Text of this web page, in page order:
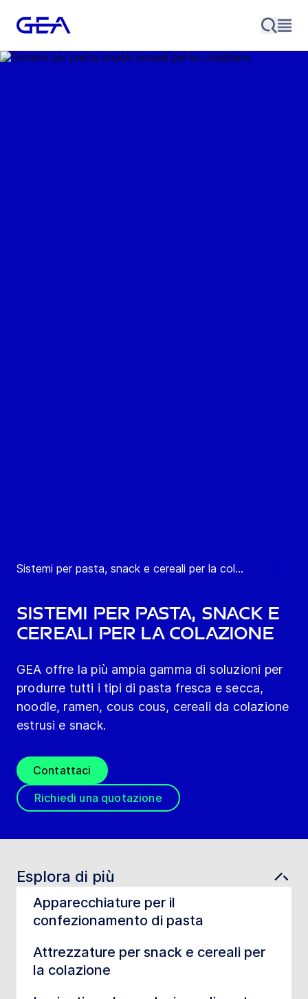
Sistemi per pasta, snack e cereali per la col...
Sistemi per pasta, snack e
cereali per la colazione
GEA offre la più ampia gamma di soluzioni per
produrre tutti i tipi di pasta fresca e secca,
noodle, ramen, cous cous, cereali da colazione
estrusi e snack.
Contattaci
Richiedi una quotazione
Esplora di più
Apparecchiature per il
confezionamento di pasta
Attrezzature per snack e cereali per
la colazione